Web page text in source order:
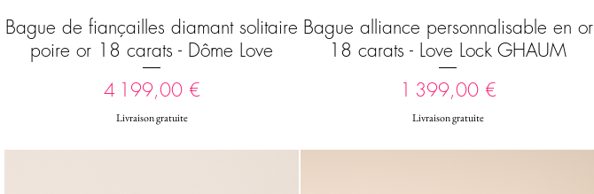
Aperçu rapide
Bague de fiançailles diamant solitaire
poire or 18 carats - Dôme Love
Prix
4 199,00 €
Livraison gratuite
Aperçu rapide
Bague alliance personnalisable en or
18 carats - Love Lock GHAUM
Prix
1 399,00 €
Livraison gratuite